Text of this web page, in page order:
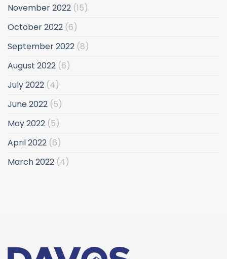
November 2022 (15)
October 2022 (6)
September 2022 (8)
August 2022 (6)
July 2022 (4)
June 2022 (5)
May 2022 (5)
April 2022 (6)
March 2022 (4)